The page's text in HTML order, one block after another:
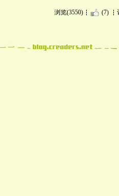
浏览(3550) (7)